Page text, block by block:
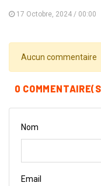
17 Octobre, 2024 / 00:00
Aucun commentaire
0
Nom
Email